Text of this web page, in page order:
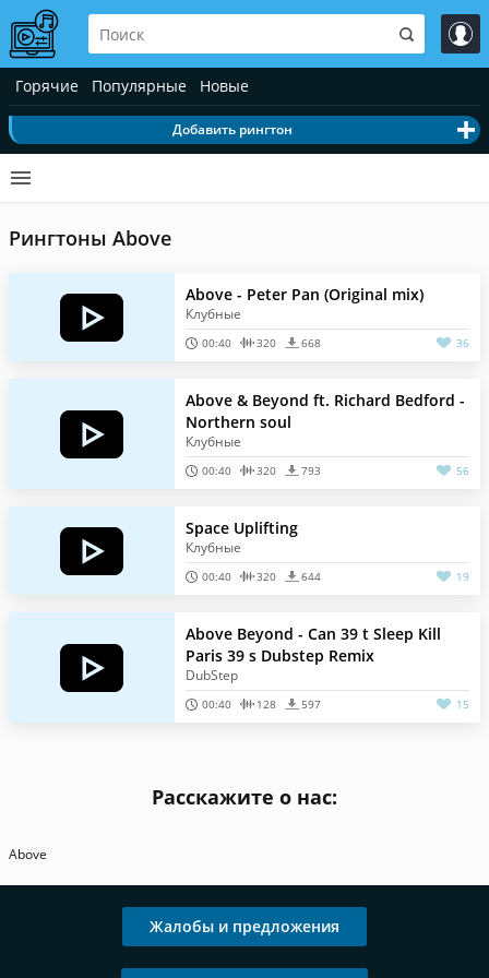
Горячие Популярные Новые
Добавить рингтон
Рингтоны Above
Above - Peter Pan (Original mix)
Клубные
00:40 320 668 36
Above & Beyond ft. Richard Bedford -
Northern soul
Клубные
00:40 320 793 56
Space Uplifting
Клубные
00:40 320 644 19
Above Beyond - Can 39 t Sleep Kill
Paris 39 s Dubstep Remix
DubStep
00:40 128 597 15
Расскажите о нас:
Above
Жалобы и предложения